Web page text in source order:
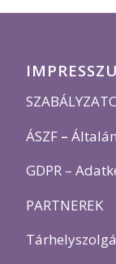
ÁSZF –
GDPR –
PARTNEREK